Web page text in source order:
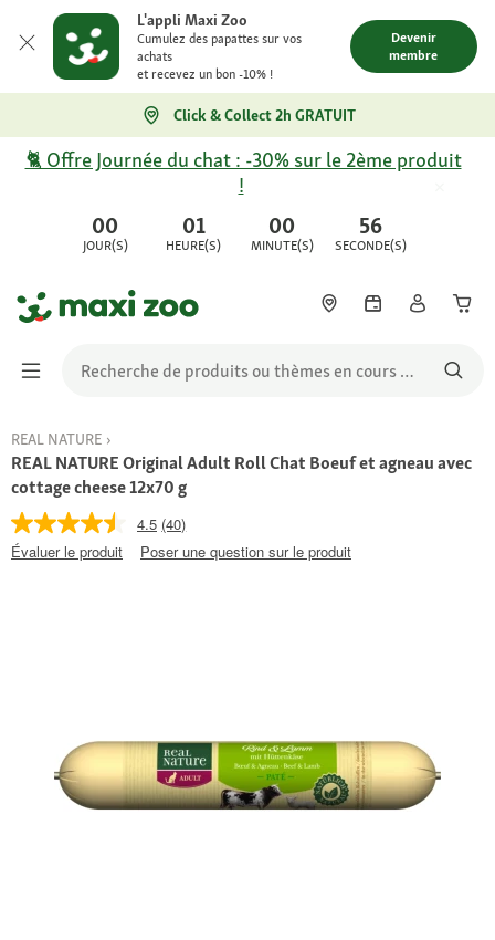
L'appli Maxi Zoo
Cumulez des papattes sur vos
achats
et recevez un bon -10% !
Devenir
membre
Click & Collect 2h GRATUIT
00
JOUR(S)
01
HEURE(S)
00
MINUTE(S)
56
SECONDE(S)
🐈 Offre Journée du chat : -30% sur le 2ème produit
!
REAL NATURE
REAL NATURE Original Adult Roll Chat Boeuf et agneau avec
cottage cheese 12x70 g
4.5 (40)
Évaluer le produit
Poser une question sur le produit